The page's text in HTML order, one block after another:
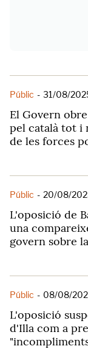
Públic - 31/08/
El Govern
pel català tot i
de les forces
Públic - 20/08/
L'oposició de
una
govern sobre
Públic - 08/08/
L'oposició
d'Illa com a